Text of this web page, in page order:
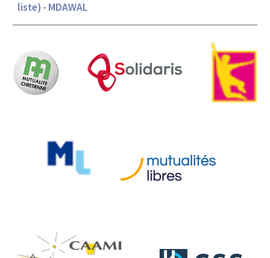
liste) - MDAWAL